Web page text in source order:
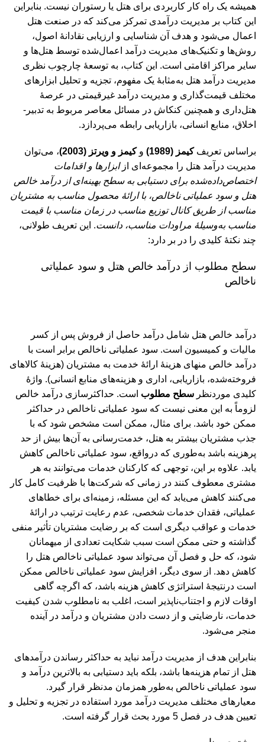
همیشه یک راه کار کاربردی برای هتل یا رستوران نیست. بنابراین
این کتاب بر مدیریت درآمدی تمرکز می‌کند که در صنعت هتل
اعمال می‌شود و هدف آن شناسایی و ارزیابی نقادانۀ اصول،
روش‌ها و تکنیک‌های مدیریت درآمد اعمال‌شده توسط هتل‌ها و
سایر مراکز اقامتی است. این کتاب، به توسعۀ چارچوب نظری
مدیریت درآمد هتل به‌مثابۀ یک مفهوم، تجزیه و تحلیل ابزار‌های
مختلف قیمت‌گذاری و مدیریت درآمد غیرقیمتی در عرصۀ
هتل‌داری و همچنین کنکاش در مسائل معاصر مربوط به تدبیر-
اخلاق، منابع انسانی، بازاریابی رابطه می‌پردازد.
براساس تعریفکیمز (1989) وکیمز و ویرتز (2003)
، می‌توان
مدیریت درآمد هتل را مجموعه‌ای ازابزارها و اقدامات
اختصاص‌داده‌شده برای دستیابی به سطح بهینه‌ای از درآمد خالص
هتل و سود عملیاتی ناخالص، با ارائۀ محصول مناسب به مشتریان
مناسب از طریق کانال توزیع مناسب در زمان مناسب با قیمت
مناسب به‌وسیلۀ مراودات مناسب، دانست. این تعریف طولانی،
چند نکتۀ کلیدی را در بر دارد:
سطح مطلوب از درآمد خالص هتل و سود عملیاتی
ناخالص
درآمد خالص هتل شامل درآمد حاصل از فروش پس از کسر
مالیات و کمیسیون است. سود عملیاتی ناخالص برابر است با
درآمد خالص منهای هزینۀ ارائۀ خدمت به مشتریان (هزینۀ کالاهای
فروخته‌شده، بازاریابی، اداری و هزینه‌های منابع انسانی). واژۀ
کلیدی موردنظر سطح مطلوب است. حداکثرسازی درآمد خالص
لزوماً به این معنی نیست که سود عملیاتی ناخالص در حداکثر
ممکن خود باشد. برای مثال، ممکن است مشخص شود که با
جذب مشتریان بیشتر به هتل، خدمت‌رسانی به آن‌ها بیش از حد
پرهزینه باشد به‌طوری که درواقع، سود عملیاتی ناخالص کاهش
یابد. علاوه بر این، توجهی که کارکنان خدمات می‌توانند به هر
مشتری معطوف کنند در زمانی که شرکت‌ها با ظرفیت کامل کار
می‌کنند کاهش می‌یابد که این مسئله، زمینه‌ای برای خطاهای
عملیاتی، فقدان خدمات شخصی، عدم رعایت ترتیب در ارائۀ
خدمات و عواقب دیگری است که بر رضایت مشتریان تأثیر منفی
گذاشته و حتی ممکن است سبب شکایت تعدادی از میهمانان
شود، که حل و فصل آن می‌تواند سود عملیاتی ناخالص هتل را
کاهش دهد. از سوی دیگر، افزایش سود عملیاتی ناخالص ممکن
است درنتیجۀ استراتژی کاهش هزینه باشد، که اگرچه گاهی
اوقات لازم و اجتناب‌ناپذیر است، اغلب به نامطلوب شدن کیفیت
خدمات، نارضایتی و از دست دادن مشتریان و درآمد در آینده
منجر می‌شود.
بنابراین هدف از مدیریت درآمد نباید به حداکثر رساندن درآمدهای
هتل از تمام هزینه‌ها باشد، بلکه باید دستیابی به بالاترین درآمد و
سود عملیاتی ناخالص به‌طور همزمان مدنظر قرار گیرد.
معیارهای مختلف مدیریت درآمد مورد استفاده در تجزیه و تحلیل و
تعیین هدف در فصل 5 مورد بحث قرار گرفته است.